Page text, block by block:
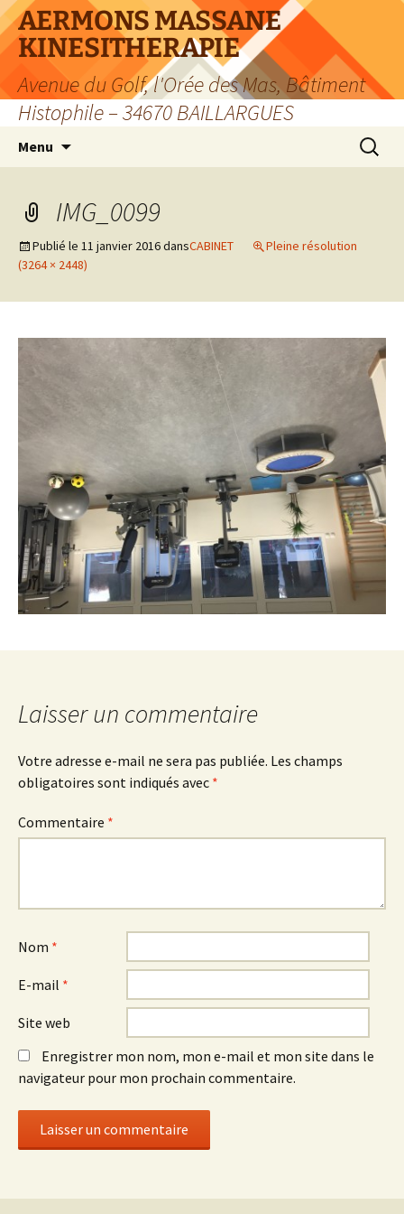
Aller
au
contenu
AERMONS MASSANE
KINESITHERAPIE
Avenue du Golf, l'Orée des Mas, Bâtiment
Histophile – 34670 BAILLARGUES
Menu
IMG_0099
Publié le 11 janvier 2016dansCABINET
Pleine résolution
(3264 × 2448)
Laisser un commentaire
Votre adresse e-mail ne sera pas publiée. Les champs
obligatoires sont indiqués avec *
Commentaire *
Nom *
E-mail *
Site web
Enregistrer mon nom, mon e-mail et mon site dans le
navigateur pour mon prochain commentaire.